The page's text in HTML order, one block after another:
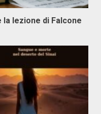
la lezione di Falcone